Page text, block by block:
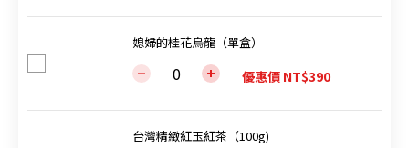
媳婦的桂花烏龍（單盒）
優惠價 NT$390
台灣精緻紅玉紅茶（100g)